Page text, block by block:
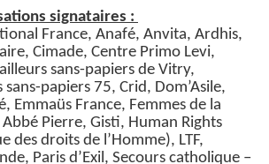
signataires :
France, Anafé, Anvita, Ardhis,
Cimade, Centre Primo Levi,
sans-papiers de Vitry,
papiers 75, Crid, Dom’Asile,
Emmaüs France, Femmes de la
Pierre, Gisti, Human Rights
des droits de l’Homme), LTF,
Paris d’Exil, Secours catholique –